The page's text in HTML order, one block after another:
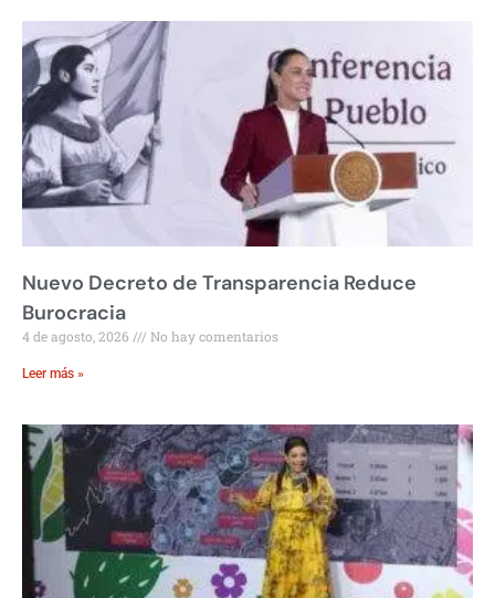
Nuevo Decreto de Transparencia Reduce
Burocracia
4 de agosto, 2026 No hay comentarios
Leer más »